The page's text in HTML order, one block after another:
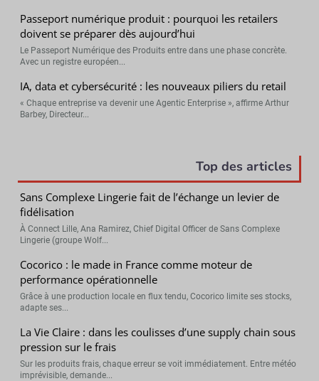
Passeport numérique produit : pourquoi les retailers
doivent se préparer dès aujourd’hui
Le Passeport Numérique des Produits entre dans une phase concrète.
Avec un registre européen...
IA, data et cybersécurité : les nouveaux piliers du retail
« Chaque entreprise va devenir une Agentic Enterprise », affirme Arthur
Barbey, Directeur...
Top des articles
Sans Complexe Lingerie fait de l’échange un levier de
fidélisation
À Connect Lille, Ana Ramirez, Chief Digital Officer de Sans Complexe
Lingerie (groupe Wolf...
Cocorico : le made in France comme moteur de
performance opérationnelle
Grâce à une production locale en flux tendu, Cocorico limite ses stocks,
adapte ses...
La Vie Claire : dans les coulisses d’une supply chain sous
pression sur le frais
Sur les produits frais, chaque erreur se voit immédiatement. Entre météo
imprévisible, demande...